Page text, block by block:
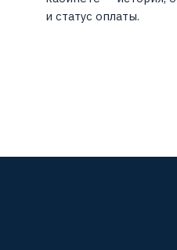
и статус оплаты.